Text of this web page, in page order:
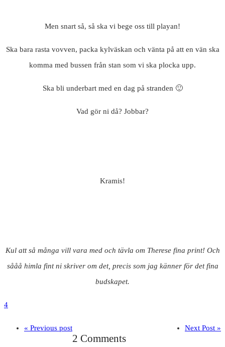
Men snart så, så ska vi bege oss till playan!
Ska bara rasta vovven, packa kylväskan och vänta på att en vän ska
komma med bussen från stan som vi ska plocka upp.
Ska bli underbart med en dag på stranden 🙂
Vad gör ni då? Jobbar?
Kramis!
Kul att så många vill vara med och tävla om Therese fina print! Och
sååå himla fint ni skriver om det, precis som jag känner för det fina
budskapet.
4
« Previous post Next Post »
2 Comments